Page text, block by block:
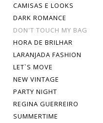
CAMISAS E LOOKS
DARK ROMANCE
DON'T TOUCH MY BAG
HORA DE BRILHAR
LARANJADA FASHION
LET`S MOVE
NEW VINTAGE
PARTY NIGHT
REGINA GUERREIRO
SUMMERTIME